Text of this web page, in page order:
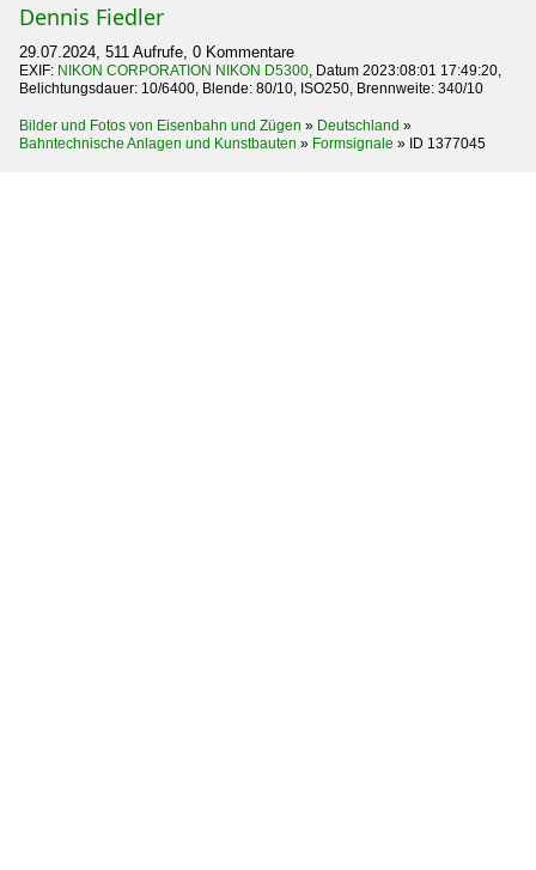
Dennis Fiedler
29.07.2024, 511 Aufrufe, 0 Kommentare
EXIF: NIKON CORPORATION NIKON D5300 , Datum 2023:08:01 17:49:20,
Belichtungsdauer: 10/6400, Blende: 80/10, ISO250, Brennweite: 340/10
Bilder und Fotos von Eisenbahn und Zügen » Deutschland »
Bahntechnische Anlagen und Kunstbauten » Formsignale » ID 1377045